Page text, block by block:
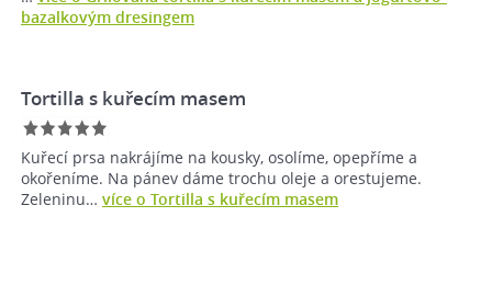
bazalkovým dresingem
Tortilla s kuřecím masem
Kuřecí prsa nakrájíme na kousky, osolíme, opepříme a
okořeníme. Na pánev dáme trochu oleje a orestujeme.
Zeleninu… více o Tortilla s kuřecím masem